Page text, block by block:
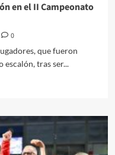
en el II Campeonato
0
que fueron
escalón, tras ser...